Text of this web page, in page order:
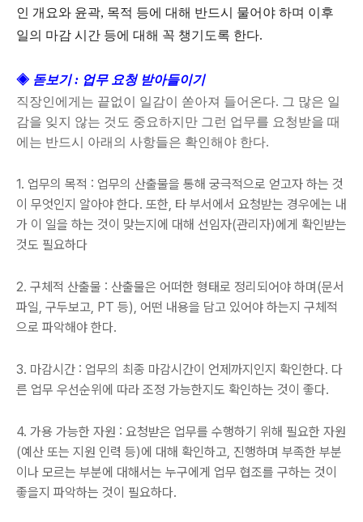
인 개요와 윤곽, 목적 등에 대해 반드시 물어야 하며 이후
일의 마감 시간 등에 대해 꼭 챙기도록 한다.
◈ 돋보기 : 업무 요청 받아들이기
직장인에게는 끝없이 일감이 쏟아져 들어온다. 그 많은 일
감을 잊지 않는 것도 중요하지만 그런 업무를 요청받을 때
에는 반드시 아래의 사항들은 확인해야 한다.
1. 업무의 목적 : 업무의 산출물을 통해 궁극적으로 얻고자 하는 것
이 무엇인지 알아야 한다. 또한, 타 부서에서 요청받는 경우에는 내
가 이 일을 하는 것이 맞는지에 대해 선임자(관리자)에게 확인받는
것도 필요하다
2. 구체적 산출물 : 산출물은 어떠한 형태로 정리되어야 하며(문서
파일, 구두보고, PT 등), 어떤 내용을 담고 있어야 하는지 구체적
으로 파악해야 한다.
3. 마감시간 : 업무의 최종 마감시간이 언제까지인지 확인한다. 다
른 업무 우선순위에 따라 조정 가능한지도 확인하는 것이 좋다.
4. 가용 가능한 자원 : 요청받은 업무를 수행하기 위해 필요한 자원
(예산 또는 지원 인력 등)에 대해 확인하고, 진행하며 부족한 부분
이나 모르는 부분에 대해서는 누구에게 업무 협조를 구하는 것이
좋을지 파악하는 것이 필요하다.